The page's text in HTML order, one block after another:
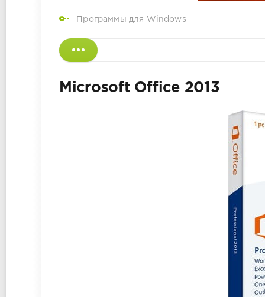
Программы для Windows
Microsoft Office 2013